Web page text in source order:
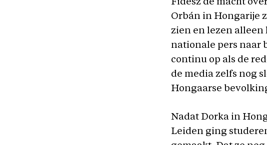
Fidesz de macht
Orbán in Hongarije
zien en lezen alleen
nationale pers naar
continu op als de
de media zelfs nog
Hongaarse
Nadat Dorka in
Leiden ging